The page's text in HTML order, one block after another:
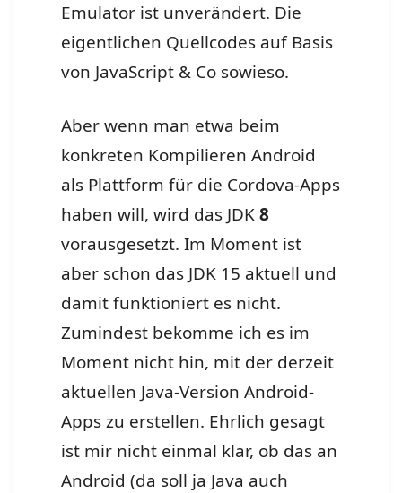
Emulator ist unverändert. Die
eigentlichen Quellcodes auf Basis
von JavaScript & Co sowieso.
Aber wenn man etwa beim
konkreten Kompilieren Android
als Plattform für die Cordova-Apps
haben will, wird das JDK8
vorausgesetzt. Im Moment ist
aber schon das JDK 15 aktuell und
damit funktioniert es nicht.
Zumindest bekomme ich es im
Moment nicht hin, mit der derzeit
aktuellen Java-Version Android-
Apps zu erstellen. Ehrlich gesagt
ist mir nicht einmal klar, ob das an
Android (da soll ja Java auch